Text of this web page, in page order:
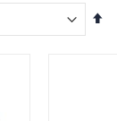
Par